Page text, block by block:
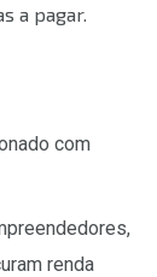
a pagar.
com
renda